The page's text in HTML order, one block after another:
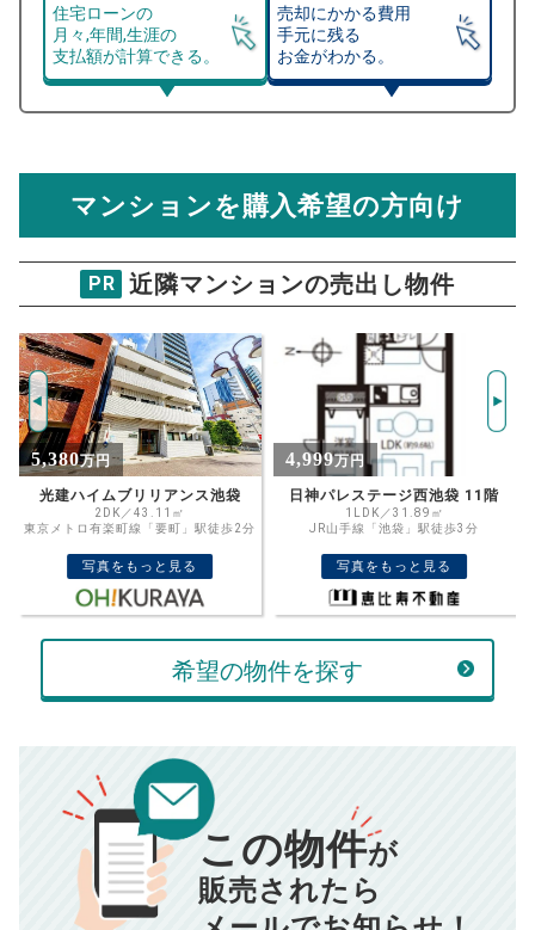
住宅ローンの
月々,年間,生涯の
支払額が計算できる。
売却にかかる費用
手元に残る
お金がわかる。
総支払額シミュレーション
計算できます。
物件価格
万円
ご希望の
返済期間
住宅ローン
金利
ボーナス
返済金額
万円
万円
返済シミュレーション計算結果
毎月の支払額 834
年間の支払額
マンション売却シミュレーター
から売却にかかる諸経費が自動で算出され、手元に残る
金額がわかります。
菱和パレス東池袋
試算条件 26㎡・2階
推定売却価格：1863 万円
資金計画のために査定額や希望売却価
格を入力して活用するのもおすすめ◎
売却価格
万円
計算する
00万円
■仲介手数料／ 00万円
■売買契約書印紙／ 0
■抵当権抹消費用／0万円
※購入価格よりも売却価格が高い場合、譲渡所得税が発生する
マンションを購入希望の方向け
PR 近隣マンションの売出し物件
4,999万円
日神パレステージ西池袋 11階
1LDK／31.89㎡
JR山手線「池袋」駅徒歩3分
写真をもっと見る
4,180万円
パラシオン椎名町
1LDK／37.85㎡
西武池袋・豊島線「椎名町」駅徒歩6分
写真をもっと見る
希望の物件を探す
この物件が
販売されたら